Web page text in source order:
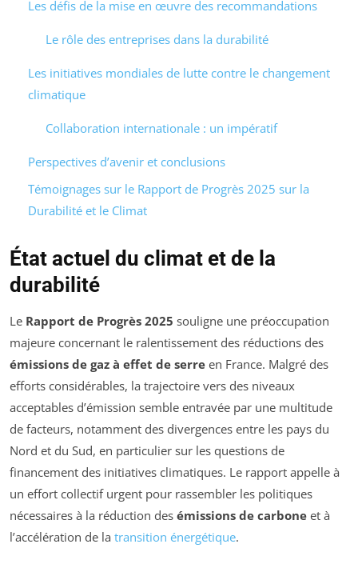
Les défis de la mise en œuvre des recommandations
Le rôle des entreprises dans la durabilité
Les initiatives mondiales de lutte contre le changement
climatique
Collaboration internationale : un impératif
Perspectives d’avenir et conclusions
Témoignages sur le Rapport de Progrès 2025 sur la
Durabilité et le Climat
État actuel du climat et de la
durabilité
Le Rapport de Progrès 2025 souligne une préoccupation
majeure concernant le ralentissement des réductions des
émissions de gaz à effet de serre en France. Malgré des
efforts considérables, la trajectoire vers des niveaux
acceptables d’émission semble entravée par une multitude
de facteurs, notamment des divergences entre les pays du
Nord et du Sud, en particulier sur les questions de
financement des initiatives climatiques. Le rapport appelle à
un effort collectif urgent pour rassembler les politiques
nécessaires à la réduction des émissions de carbone et à
l’accélération de la transition énergétique.